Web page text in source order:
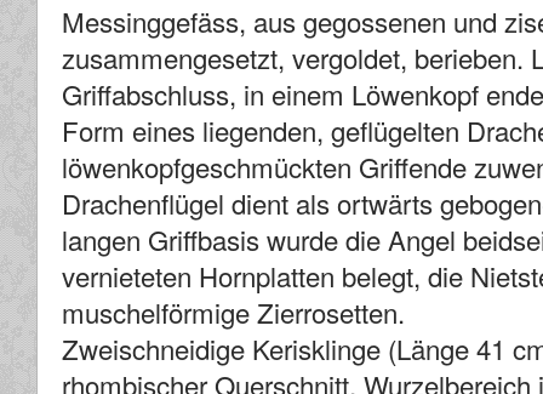
Messinggefäss, aus gegossenen und
zusammengesetzt, vergoldet, berieben.
Griffabschluss, in einem Löwenkopf
Form eines liegenden, geflügelten
löwenkopfgeschmückten Griffende
Drachenflügel dient als ortwärts
langen Griffbasis wurde die Angel
vernieteten Hornplatten belegt, die
muschelförmige Zierrosetten.
Zweischneidige Kerisklinge (Länge 41
rhombischer Querschnitt,